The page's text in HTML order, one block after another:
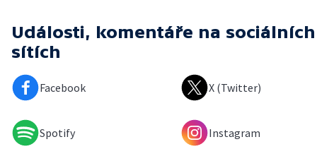
Události, komentáře na sociálních
sítích
Facebook X (Twitter)
Spotify Instagram